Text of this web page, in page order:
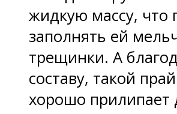
жидкую массу, что
заполнять ей
трещинки. А
составу, такой
хорошо прилипает